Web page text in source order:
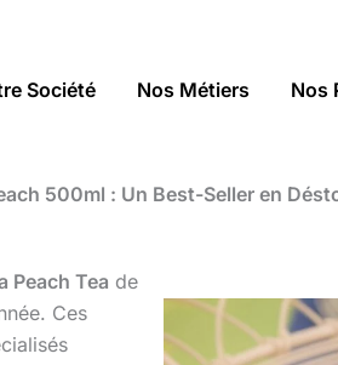
Société Nos Métiers Nos
500ml : Un Best-Seller en
Peach Tea de
Ces